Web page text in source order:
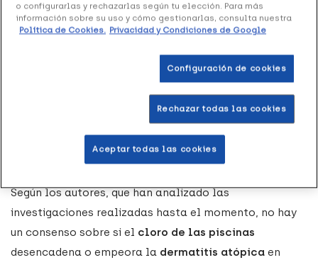
agua.
, publicado en la revista científica
, ha analizado elimpacto de la
natación en el desarrollo y la gravedad de la
, así como su posible efecto en la
desarrollo de la enfermedad.
Según los autores, que han analizado las
investigaciones realizadas hasta el momento, no hay
un consenso sobre si el cloro de las piscinas
desencadena o empeora la dermatitis atópica en
o configurarlas y rechazarlas según tu elección. Para más
información sobre su uso y cómo gestionarlas, consulta nuestra
Política de Cookies. Privacidad y Condiciones de Google
Configuración de cookies
Rechazar todas las cookies
Aceptar todas las cookies